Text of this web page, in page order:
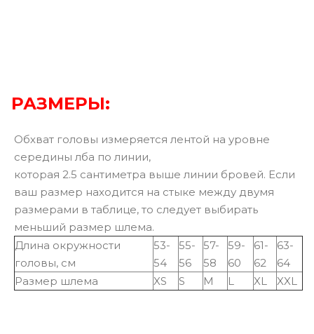
РАЗМЕРЫ:
Обхват головы измеряется лентой на уровне
середины лба по линии,
которая 2.5 сантиметра выше линии бровей. Если
ваш размер находится на стыке между двумя
размерами в таблице, то следует выбирать
меньший размер шлема.
Длина окружности
головы, см
53-
54
55-
56
57-
58
59-
60
61-
62
63-
64
Размер шлема
XS S M L XL XXL